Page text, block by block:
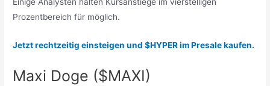
Einige Analysten halten Kursanstiege im vierstelligen
Prozentbereich für möglich.
Jetzt rechtzeitig einsteigen und $HYPER im Presale kaufen.
Maxi Doge ($MAXI)